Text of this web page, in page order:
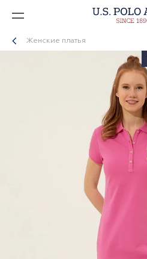
Женские платья